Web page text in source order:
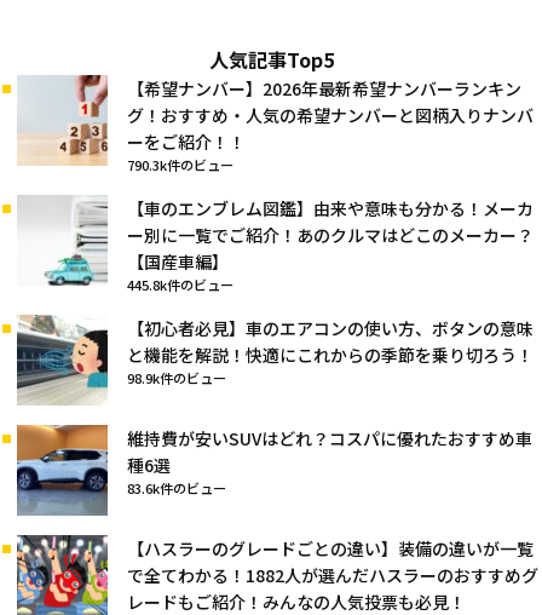
人気記事Top5
【希望ナンバー】2026年最新希望ナンバーランキン
グ！おすすめ・人気の希望ナンバーと図柄入りナンバ
ーをご紹介！！
790.3k件のビュー
【車のエンブレム図鑑】由来や意味も分かる！メーカ
ー別に一覧でご紹介！あのクルマはどこのメーカー？
【国産車編】
445.8k件のビュー
【初心者必見】車のエアコンの使い方、ボタンの意味
と機能を解説！快適にこれからの季節を乗り切ろう！
98.9k件のビュー
維持費が安いSUVはどれ？コスパに優れたおすすめ車
種6選
83.6k件のビュー
【ハスラーのグレードごとの違い】装備の違いが一覧
で全てわかる！1882人が選んだハスラーのおすすめグ
レードもご紹介！みんなの人気投票も必見！